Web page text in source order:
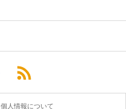
個人情報について